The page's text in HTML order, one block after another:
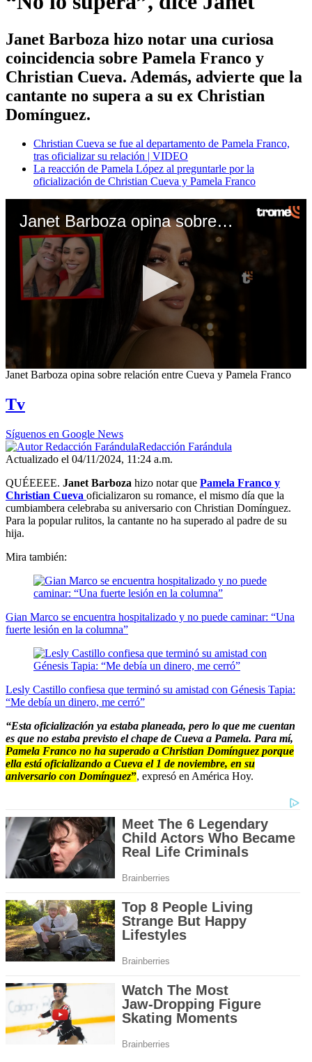
Janet Barboza hizo notar una curiosa
coincidencia sobre Pamela Franco y
Christian Cueva. Además, advierte que la
cantante no supera a su ex Christian
Domínguez.
Christian Cueva se fue al departamento de Pamela Franco,
tras oficializar su relación | VIDEO
La reacción de Pamela López al preguntarle por la
oficialización de Christian Cueva y Pamela Franco
Janet Barboza opina sobre relación entre Cueva y Pamela Franco
0
of
1
35
seconds
Janet Barboza opina sobre relación entre Cueva y Pamela Franco
Tv
Síguenos en Google News
Redacción Farándula
Actualizado el 04/11/2024, 11:24 a.m.
QUÉEEEE. Janet Barboza hizo notar que Pamela Franco y
Christian Cueva oficializaron su romance, el mismo día que la
cumbiambera celebraba su aniversario con Christian Domínguez.
Para la popular rulitos, la cantante no ha superado al padre de su
hija.
Mira también:
Gian Marco se encuentra hospitalizado y no puede caminar: “Una
fuerte lesión en la columna”
Lesly Castillo confiesa que terminó su amistad con Génesis Tapia:
“Me debía un dinero, me cerró”
“Esta oficialización ya estaba planeada, pero lo que me cuentan
es que no estaba previsto el chape de Cueva a Pamela. Para mí,
Pamela Franco no ha superado a Christian Domínguez porque
ella está oficializando a Cueva el 1 de noviembre, en su
aniversario con Domínguez”, expresó en América Hoy.